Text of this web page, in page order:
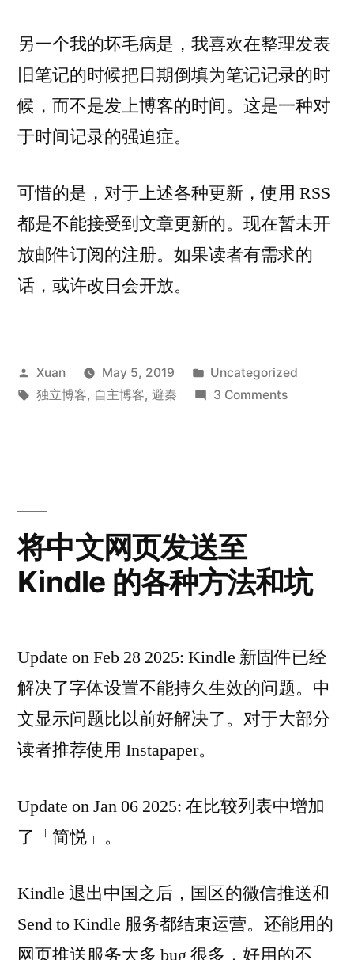
另一个我的坏毛病是，我喜欢在整理发表
旧笔记的时候把日期倒填为笔记记录的时
候，而不是发上博客的时间。这是一种对
于时间记录的强迫症。
可惜的是，对于上述各种更新，使用 RSS
都是不能接受到文章更新的。现在暂未开
放邮件订阅的注册。如果读者有需求的
话，或许改日会开放。
Posted
by
Xuan May 5, 2019
Posted
in
Uncategorized
Tags:
独立博客, 自主博客, 避秦 3 Commentson
博
客
将中文网页发送至
Kindle 的各种方法和坑
Update on Feb 28 2025: Kindle 新固件已经
解决了字体设置不能持久生效的问题。中
文显示问题比以前好解决了。对于大部分
读者推荐使用 Instapaper。
Update on Jan 06 2025: 在比较列表中增加
了「简悦」。
Kindle 退出中国之后，国区的微信推送和
Send to Kindle 服务都结束运营。还能用的
网页推送服务大多 bug 很多，好用的不